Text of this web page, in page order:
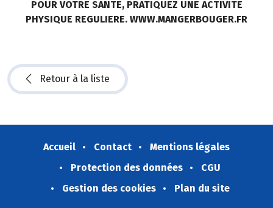
POUR VOTRE SANTE, PRATIQUEZ UNE ACTIVITE
PHYSIQUE REGULIERE. WWW.MANGERBOUGER.FR
Retour à la liste
Accueil Contact
Mentions légales
Protection des données
CGU
Gestion des cookies
Plan du site